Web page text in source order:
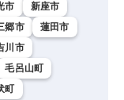
市
新座市
郷市
蓮田市
川市
毛呂山町
町